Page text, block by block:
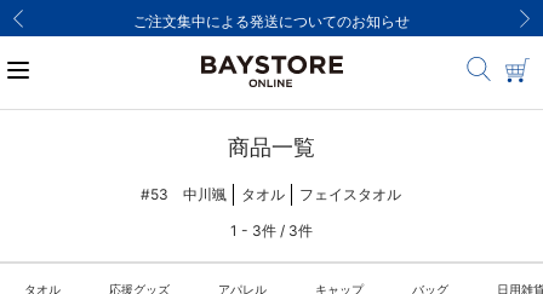
ご注文集中による発送についてのお知らせ
商品一覧
#53 中川颯 タオル
フェイスタオル
1 - 3件 / 3件
タオル 応援グッズ アパレル キャップ バッグ 日用雑